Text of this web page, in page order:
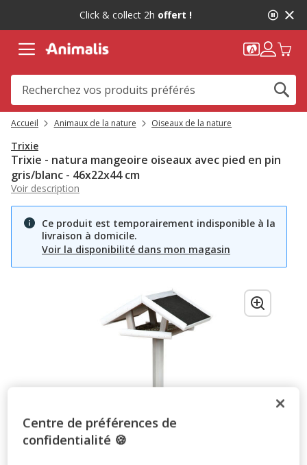
message,
Click & collect 2h offert !
Accueil Animaux de la nature Oiseaux de la nature
Trixie
Trixie - natura mangeoire oiseaux avec pied en pin
gris/blanc - 46x22x44 cm
Voir description
Ce produit est temporairement indisponible à la
livraison à domicile.
Voir la disponibilité dans mon magasin
Centre de préférences de
confidentialité 🍪